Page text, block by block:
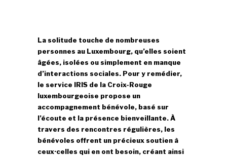
La solitude touche de nombreuses
personnes au Luxembourg, qu’elles soient
âgées, isolées ou simplement en manque
d’interactions sociales. Pour y remédier,
le service IRIS de la Croix-Rouge
luxembourgeoise propose un
accompagnement bénévole, basé sur
l’écoute et la présence bienveillante. À
travers des rencontres régulières, les
bénévoles offrent un précieux soutien à
ceux·celles qui en ont besoin, créant ainsi